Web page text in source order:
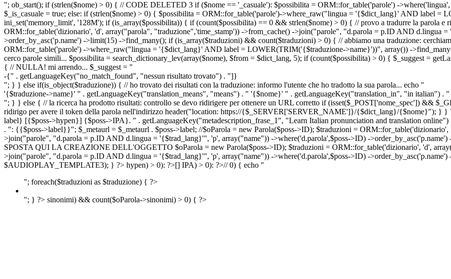
"; ob_start(); if (strlen($nome) > 0) { // CODE DELETED 3 if ($nome == '_casuale'): $possibilita = ORM::for_table('parole') -
$_is_casuale = true; else: if (strlen($nome) > 0) { $possibilita = ORM::for_table('parole')->where_raw("lingua = '{$dict_lang}' AND label
ini_set('memory_limit', '128M'); if (is_array($possibilita)) { if (count($possibilita) == 0 && strlen($nome) > 0) { // provo a tradurre la parola
ORM::for_table('dizionario', 'd', array("parola", "traduzione",'time_stamp')) ->from_cache() ->join("parole", "d.parola = p.ID AND
>order_by_asc('p.name') ->limit(15) ->find_many(); if (is_array($traduzioni) && count($traduzioni) > 0) { // abbiamo una traduzione:
ORM::for_table('parole') ->where_raw("lingua = '{$dict_lang}' AND label = LOWER(TRIM('{$traduzione->name}'))", array()) -
cerco parole simili... $possibilita = search_dictionary_lev(array($nome), $from = $dict_lang, 5); if (count($possibilita) > 0) { $_suggest =
{ // NULLA! mi arrendo... $_suggest = "
-{" . getLanguageKey("no_match_found", "nessun risultato trovato") . "]}
"; } } else if(is_object($traduzione)) { // ho trovato dei risultati con la traduzione: informo l'utente che ho tradotto la sua parola... echo "
'{$traduzione->name}' " . getLanguageKey("translation_means", "means") . " '{$nome}' " . getLanguageKey("translation_in", "in italian") . "
"; } } else { // la ricerca ha prodotto risultati: controllo se devo ridirigere per ottenere un URL corretto if (isset($_POST['nome_spec']) &&
ridirigo per avere il token della parola nell'indirizzo header("location: https://{$_SERVER['SERVER_NAME']}/{$dict_lang}/{$nome}"); } }
label} [{$poss->hypen}] {$poss->IPA}. " . getLanguageKey("metadescription_frase_1", "Learn Italian pronunciation and translation
. ": {{$poss->label}}"; $_metaurl = $_metaurl . $poss->label; //$oParola = new Parola($poss->ID); $traduzioni =
>join("parole", "d.parola = p.ID AND d.lingua = '{$trad_lang}'", 'p', array("name")) ->where('d.parola',$poss->ID) -
SPOSTA QUI LA CREAZIONE DELL'OGGETTO $oParola = new Parola($poss->ID); $traduzioni = ORM::for_table('dizionario', 'd',
>join("parole", "d.parola = p.ID AND d.lingua = '{$trad_lang}'", 'p', array("name")) ->where('d.parola',$poss->ID) -
$AUDIOPLAY_TEMPLATE3); } ?> hypen) > 0): ?>[] IPA) > 0): ?>// 0) { echo "
"; foreach($traduzioni as $traduzione) { ?>
"; } ?> sinonimi) && count($oParola->sinonimi) > 0) { ?>